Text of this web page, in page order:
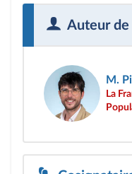
Auteur
M.
La